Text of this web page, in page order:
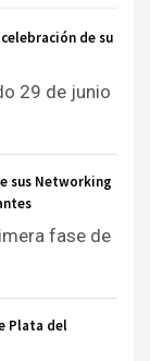
de su
29 de junio
sus Networking
fase de
Plata del